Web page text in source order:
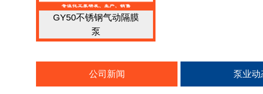
GY50不锈钢气动隔膜
泵
公司新闻 泵业动